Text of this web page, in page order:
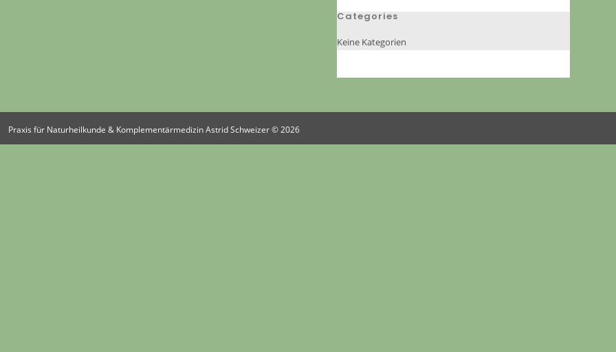
Categories
Keine Kategorien
Praxis für Naturheilkunde & Komplementärmedizin Astrid Schweizer © 2026